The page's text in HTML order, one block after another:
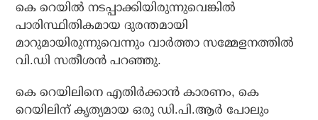
കെ റെയില്‍ നടപ്പാക്കിയിരുന്നുവെങ്കില്‍
പാരിസ്ഥിതികമായ ദുരന്തമായി
മാറുമായിരുന്നുവെന്നും വാര്‍ത്താ സമ്മേളനത്തില്‍
വി.ഡി സതീശന്‍ പറഞ്ഞു.
കെ റെയിലിനെ എതിര്‍ക്കാന്‍ കാരണം, കെ
റെയിലിന് കൃത്യമായ ഒരു ഡി.പി.ആര്‍ പോലും